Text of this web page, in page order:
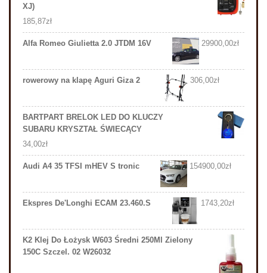
XJ)
185,87zł
Alfa Romeo Giulietta 2.0 JTDM 16V 29900,00zł
rowerowy na klapę Aguri Giza 2 306,00zł
BARTPART BRELOK LED DO KLUCZY
SUBARU KRYSZTAŁ ŚWIECĄCY
34,00zł
Audi A4 35 TFSI mHEV S tronic 154900,00zł
Ekspres De'Longhi ECAM 23.460.S 1743,20zł
K2 Klej Do Łożysk W603 Średni 250Ml Zielony
150C Szczel. 02 W26032